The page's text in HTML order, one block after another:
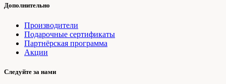
Дополнительно
Производители
Подарочные сертификаты
Партнёрская программа
Акции
Следуйте за нами